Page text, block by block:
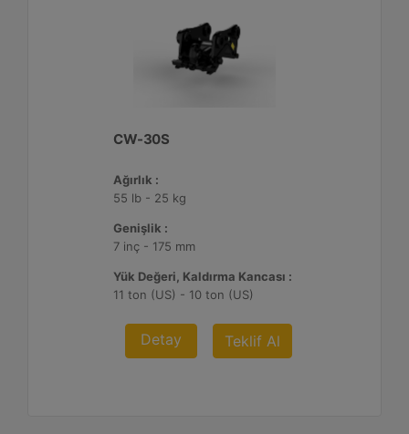
CW-30S
Ağırlık :
55 lb - 25 kg
Genişlik :
7 inç - 175 mm
Yük Değeri, Kaldırma Kancası :
11 ton (US) - 10 ton (US)
Detay Teklif Al